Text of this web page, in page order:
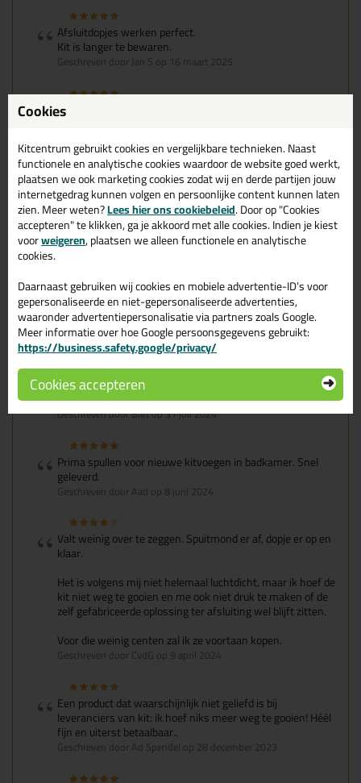
Afsluitdopjes werken perfect.
Kit is langer te bewaren.
Geschreven door Jan S op 16 maart 2025
Dit is superhandig. Zonder kliederen een tube voor langere
tijd bewaren zonder dat de inhoud hard wordt.
Afsluitdopjes en kit besteld snel en netjes geleverd, netjes
verpakt.
Professionele producten zeker een aanrader, volgende keer
gaan ik hier zeker weer bestellen.
Geschreven door Gerard op 20 oktober 2024
Prima product blijft de kit langer bruikbaar zonder dat de
tuit hard wordt .
Geschreven door Vos op 18 september 2024
Werkt prima om kitbussen af te sluiten die niet met een
afsluitbaar tuitje komen. De tijd zal leren hoe goed de
dopjes nou echt afsluiten
Geschreven door Bart op 31 juli 2024
Prima spullen voor nieuwe kitvoegen in badkamer. Snel
geleverd.
Geschreven door Aad op 8 juni 2024
Valt weinig over te zeggen. Spuitmond er af, dopje er op en
klaar.
Het is volgens mij niet helemaal luchtdicht, maar ik hoef de
kit niet weg te gooien en me ook niet druk te maken of de
zelf gefabriceerde oplossing ter afsluiting wel blijft zitten.
Voor die weinig centen zal ik ze voortaan kopen.
Geschreven door CvdG op 9 april 2024
Een product dat waarschijnlijk niet geliefd is bij
leveranciers van kit: ik hoef niks meer weg te gooien! Héél
fijn en uiterst betaalbaar..
Geschreven door Ad Spendel op 28 december 2023
Cookies
Kitcentrum gebruikt cookies en vergelijkbare technieken. Naast
functionele en analytische cookies waardoor de website goed werkt,
plaatsen we ook marketing cookies zodat wij en derde partijen jouw
internetgedrag kunnen volgen en persoonlijke content kunnen laten
zien. Meer weten?Lees hier ons cookiebeleid. Door op "Cookies
accepteren" te klikken, ga je akkoord met alle cookies. Indien je kiest
voorweigeren, plaatsen we alleen functionele en analytische
cookies.
Daarnaast gebruiken wij cookies en mobiele advertentie-ID’s voor
gepersonaliseerde en niet-gepersonaliseerde advertenties,
waaronder advertentiepersonalisatie via partners zoals Google.
Meer informatie over hoe Google persoonsgegevens gebruikt:
https://business.safety.google/privacy/
Cookies accepteren